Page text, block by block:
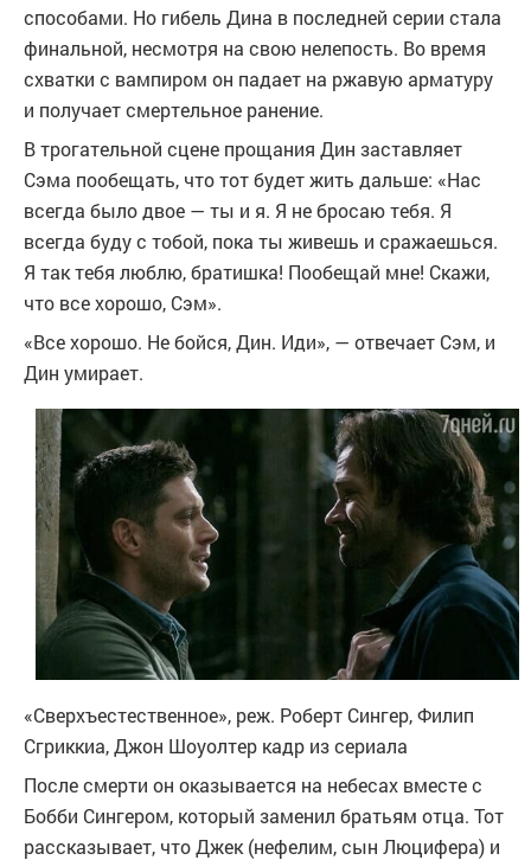
способами. Но гибель Дина в последней серии стала
финальной, несмотря на свою нелепость. Во время
схватки с вампиром он падает на ржавую арматуру
и получает смертельное ранение.
В трогательной сцене прощания Дин заставляет
Сэма пообещать, что тот будет жить дальше: «Нас
всегда было двое — ты и я. Я не бросаю тебя. Я
всегда буду с тобой, пока ты живешь и сражаешься.
Я так тебя люблю, братишка! Пообещай мне! Скажи,
что все хорошо, Сэм».
«Все хорошо. Не бойся, Дин. Иди», — отвечает Сэм, и
Дин умирает.
«Сверхъестественное», реж. Роберт Сингер, Филип
Сгриккиа, Джон Шоуолтер кадр из сериала
После смерти он оказывается на небесах вместе с
Бобби Сингером, который заменил братьям отца. Тот
рассказывает, что Джек (нефелим, сын Люцифера) и